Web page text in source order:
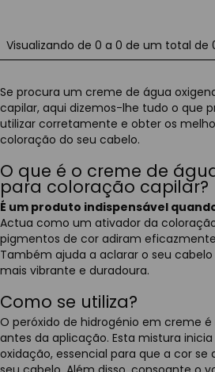
Se procura um creme de água
capilar, aqui dizemos-lhe tudo o que
utilizar corretamente e obter os
coloração do seu cabelo.
O que é o creme de
para coloração capilar?
É um produto indispensável
Actua como um ativador da
pigmentos de cor adiram
Também ajuda a aclarar o seu
mais vibrante e duradoura.
Como se utiliza?
O peróxido de hidrogénio em creme
antes da aplicação. Esta mistura
oxidação, essencial para que a cor se
Visualizando de 0 a 0 de um total de